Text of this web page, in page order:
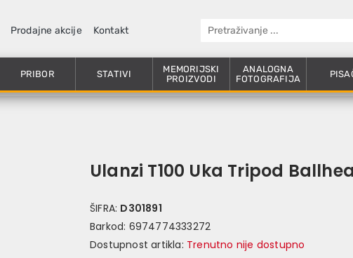
Prodajne akcije Kontakt
PRIBOR STATIVI
MEMORIJSKI
PROIZVODI
ANALOGNA
FOTOGRAFIJA
Ulanzi T100 Uka Tripod
ŠIFRA: D301891
Barkod: 6974774333272
Dostupnost artikla: Trenutno nije dostupno